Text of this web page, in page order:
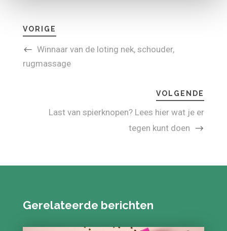
Winnaar van de loting nek, schouder,
VOLGENDE
Last van spierknopen? Lees hier wat je er